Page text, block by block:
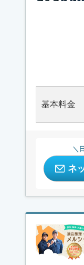
基本料金
ネ